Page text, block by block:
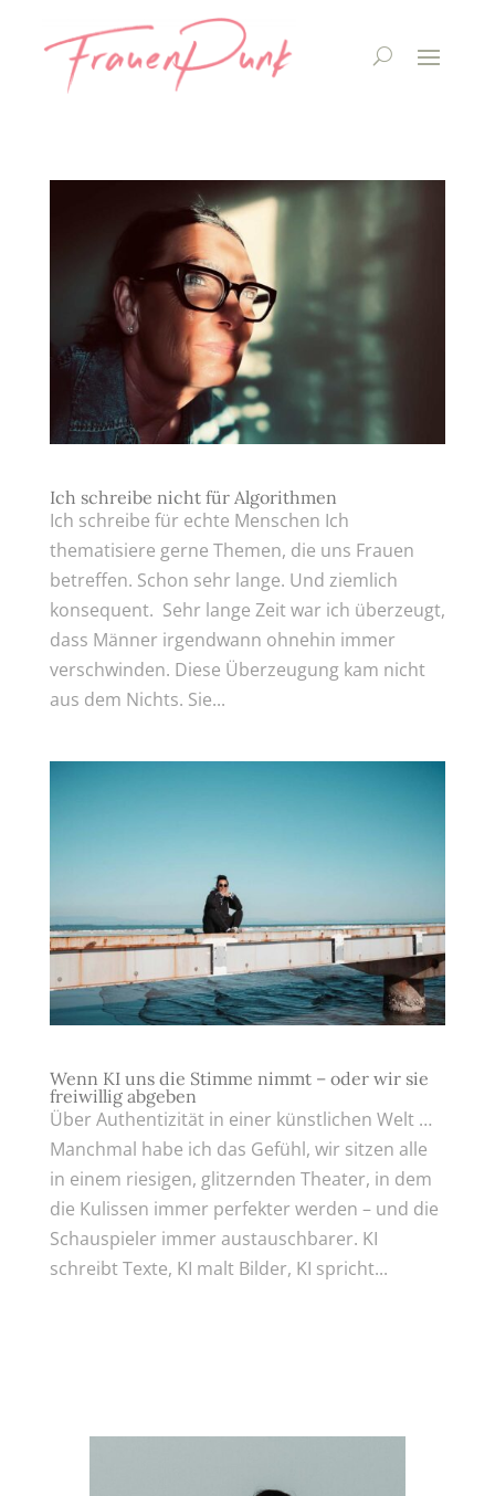
Ich schreibe nicht für Algorithmen
Ich schreibe für echte Menschen Ich
thematisiere gerne Themen, die uns Frauen
betreffen. Schon sehr lange. Und ziemlich
konsequent. Sehr lange Zeit war ich überzeugt,
dass Männer irgendwann ohnehin immer
verschwinden. Diese Überzeugung kam nicht
aus dem Nichts. Sie...
Wenn KI uns die Stimme nimmt – oder wir sie
freiwillig abgeben
Über Authentizität in einer künstlichen Welt …
Manchmal habe ich das Gefühl, wir sitzen alle
in einem riesigen, glitzernden Theater, in dem
die Kulissen immer perfekter werden – und die
Schauspieler immer austauschbarer. KI
schreibt Texte, KI malt Bilder, KI spricht...